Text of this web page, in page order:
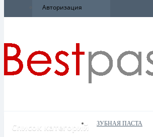
Авторизация
Список категорий ЗУБНАЯ ПАСТА